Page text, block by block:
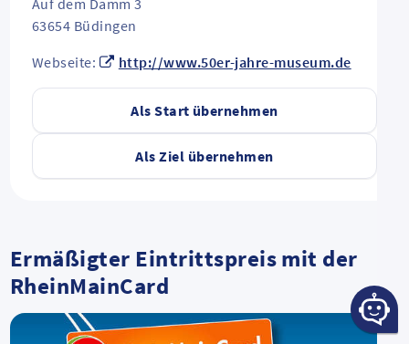
Als Start übernehmen
Als Ziel übernehmen
63654 Büdingen
Webseite:
http://www.50er-jahre-museum.de
Ermäßigter Eintrittspreis mit der
RheinMainCard